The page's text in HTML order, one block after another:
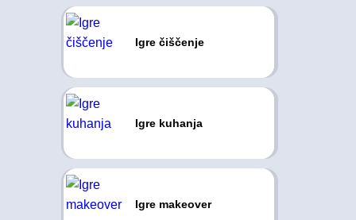
Igre čiščenje
Igre kuhanja
Igre makeover